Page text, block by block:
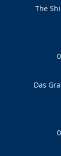
The
Das